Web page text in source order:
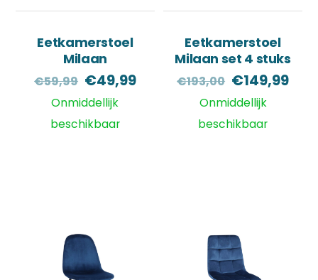
Eetkamerstoel
Milaan
€59,99 Oorspronkelijke
prijs
was:
€49,99Huidige
Onmiddellijk
beschikbaar
Eetkamerstoel
Milaan set 4 stuks
€193,00
prijs
was:
€149,99
Onmiddellijk
beschikbaar